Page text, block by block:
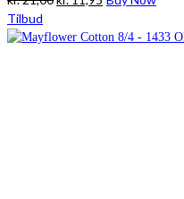
pris
pris
Tilbud